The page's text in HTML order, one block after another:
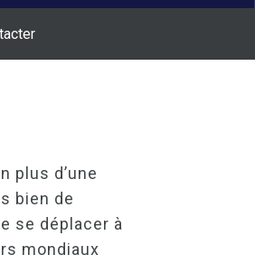
plus d’une
bien de
se déplacer à
mondiaux